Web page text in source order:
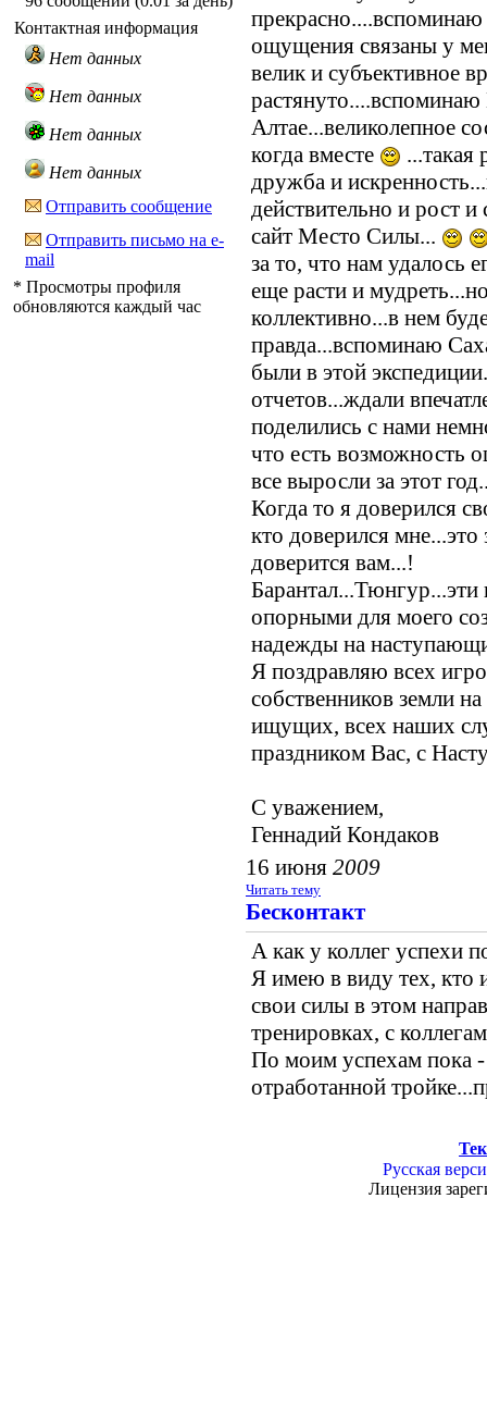
Контактная информация
Нет данных
Нет данных
Нет данных
Нет данных
Отправить сообщение
Отправить письмо на e-
mail
* Просмотры профиля
обновляются каждый час
ощущения связаны у
велик и субъективное
Алтае...великолепное
когда вместе
...такая
дружба и
действительно и рост
сайт Место Силы...
за то, что нам удалось
еще расти и
коллективно...в нем
правда...вспоминаю
были в этой
отчетов...ждали
поделились с нами
что есть возможность
все выросли за этот
Когда то я доверился
кто доверился мне...это
доверится вам...!
Барантал...Тюнгур...эти
опорными для моего
надежды на
Я поздравляю всех
собственников земли
ищущих, всех наших
праздником Вас, с
С уважением,
Геннадий Кондаков
16 июня 2009
Читать тему
Бесконтакт
А как у коллег успехи
Я имею в виду тех, кто
свои силы в этом
тренировках, с
По моим успехам пока
отработанной
Русская
Лицензия